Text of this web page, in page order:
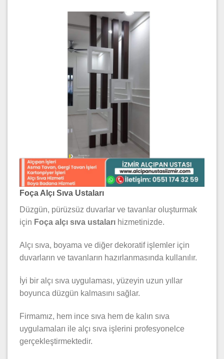
Foça Alçı Sıva Ustaları
Düzgün, pürüzsüz duvarlar ve tavanlar oluşturmak
için Foça alçı sıva ustaları hizmetinizde.
Alçı sıva, boyama ve diğer dekoratif işlemler için
duvarların ve tavanların hazırlanmasında kullanılır.
İyi bir alçı sıva uygulaması, yüzeyin uzun yıllar
boyunca düzgün kalmasını sağlar.
Firmamız, hem ince sıva hem de kalın sıva
uygulamaları ile alçı sıva işlerini profesyonelce
gerçekleştirmektedir.